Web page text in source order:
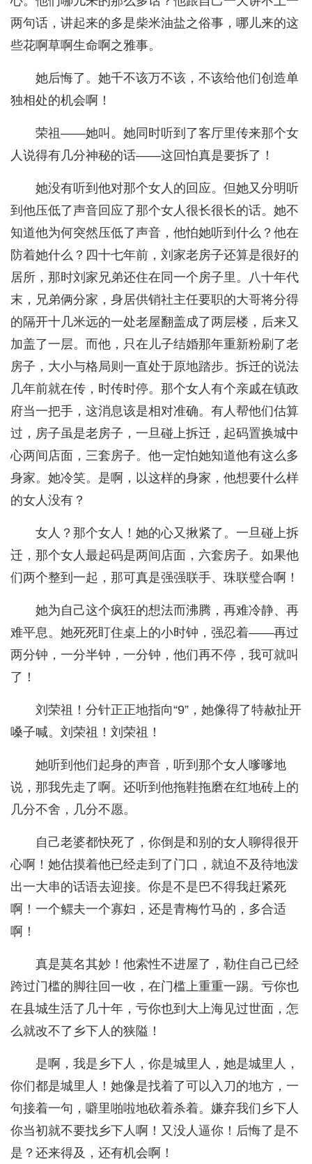
两句话，讲起来的多是柴米油盐之俗事，哪儿来的这
些花啊草啊生命啊之雅事。
她后悔了。她千不该万不该，不该给他们创造单
独相处的机会啊！
荣祖——她叫。她同时听到了客厅里传来那个女
人说得有几分神秘的话——这回怕真是要拆了！
她没有听到他对那个女人的回应。但她又分明听
到他压低了声音回应了那个女人很长很长的话。她不
知道他为何突然压低了声音，他怕她听到什么？他在
防着她什么？四十七年前，刘家老房子还算是很好的
居所，那时刘家兄弟还住在同一个房子里。八十年代
末，兄弟俩分家，身居供销社主任要职的大哥将分得
的隔开十几米远的一处老屋翻盖成了两层楼，后来又
加盖了一层。而他，只在儿子结婚那年重新粉刷了老
房子，大小与格局则一直处于原地踏步。拆迁的说法
几年前就在传，时传时停。那个女人有个亲戚在镇政
府当一把手，这消息该是相对准确。有人帮他们估算
过，房子虽是老房子，一旦碰上拆迁，起码置换城中
心两间店面，三套房子。他一定怕她知道他有这么多
身家。她冷笑。是啊，以这样的身家，他想要什么样
的女人没有？
女人？那个女人！她的心又揪紧了。一旦碰上拆
迁，那个女人最起码是两间店面，六套房子。如果他
们两个整到一起，那可真是强强联手、珠联璧合啊！
她为自己这个疯狂的想法而沸腾，再难冷静、再
难平息。她死死盯住桌上的小时钟，强忍着——再过
两分钟，一分半钟，一分钟，他们再不停，我可就叫
了！
刘荣祖！分针正正地指向“9”，她像得了特赦扯开
嗓子喊。刘荣祖！刘荣祖！
她听到他们起身的声音，听到那个女人嗲嗲地
说，那我先走了啊。还听到他拖鞋拖磨在红地砖上的
几分不舍，几分不愿。
自己老婆都快死了，你倒是和别的女人聊得很开
心啊！她估摸着他已经走到了门口，就迫不及待地泼
出一大串的话语去迎接。你是不是巴不得我赶紧死
啊！一个鳏夫一个寡妇，还是青梅竹马的，多合适
啊！
真是莫名其妙！他索性不进屋了，勒住自己已经
跨过门槛的脚往回一收，在门槛上重重一踢。亏你也
在县城生活了几十年，亏你也到大上海见过世面，怎
么就改不了乡下人的狭隘！
是啊，我是乡下人，你是城里人，她是城里人，
你们都是城里人！她像是找着了可以入刀的地方，一
句接着一句，噼里啪啦地砍着杀着。嫌弃我们乡下人
你当初就不要找乡下人啊！又没人逼你！后悔了是不
是？还来得及，还有机会啊！